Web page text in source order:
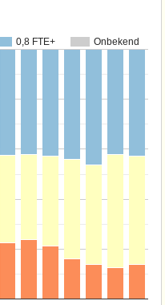
0,8 FTE+ Onbekend